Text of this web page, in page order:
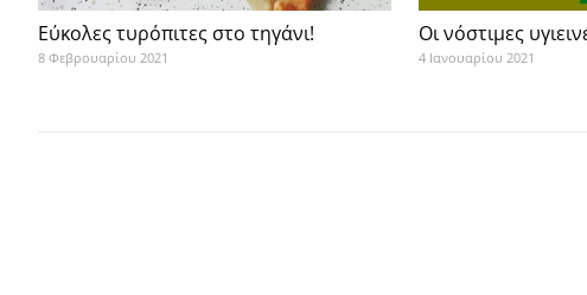
Εύκολες τυρόπιτες στο τηγάνι!
8 Φεβρουαρίου 2021
Οι νόστιμες
4 Ιανουαρίου 2021